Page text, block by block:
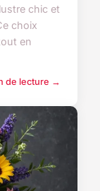
chic et
choix
en
de lecture →